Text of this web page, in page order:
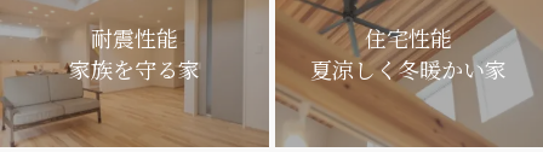
耐震性能
家族を守る家
住宅性能
夏涼しく冬暖かい家